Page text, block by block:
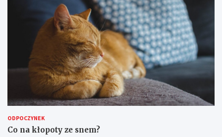
ODPOCZYNEK
Co na kłopoty ze snem?